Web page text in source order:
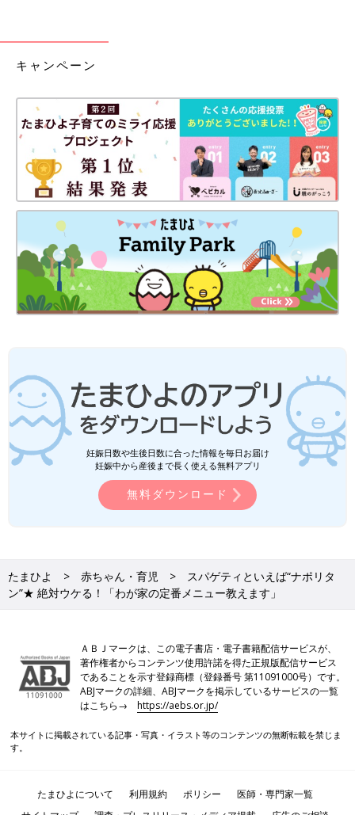
キャンペーン
妊娠日数や生後日数に合った情報を毎日お届け
妊娠中から産後まで長く使える無料アプリ
無料ダウンロード
たまひよ 赤ちゃん・育児
スパゲティといえば“ナポリタ
ン”★ 絶対ウケる！「わが家の定番メニュー教えます」
ＡＢＪマークは、この電子書店・電子書籍配信サービスが、
著作権者からコンテンツ使用許諾を得た正規版配信サービス
であることを示す登録商標（登録番号 第11091000号）です。
ABJマークの詳細、ABJマークを掲示しているサービスの一覧
はこちら→https://aebs.or.jp/
本サイトに掲載されている記事・写真・イラスト等のコンテンツの無断転載を禁じま
す。
たまひよについて 利用規約 ポリシー
医師・専門家一覧